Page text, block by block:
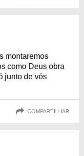
montaremos
como Deus obra
junto de vós
COMPARTILHAR